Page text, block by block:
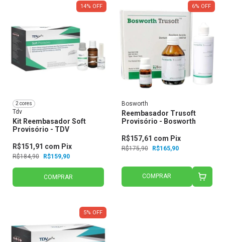
14% OFF
2 cores
Tdv
Kit Reembasador Soft
Provisório - TDV
R$184,90 R$159,90
R$151,91 com Pix
COMPRAR
6% OFF
Bosworth
Reembasador Trusoft
Provisório - Bosworth
R$175,90 R$165,90
R$157,61 com Pix
COMPRAR
5% OFF